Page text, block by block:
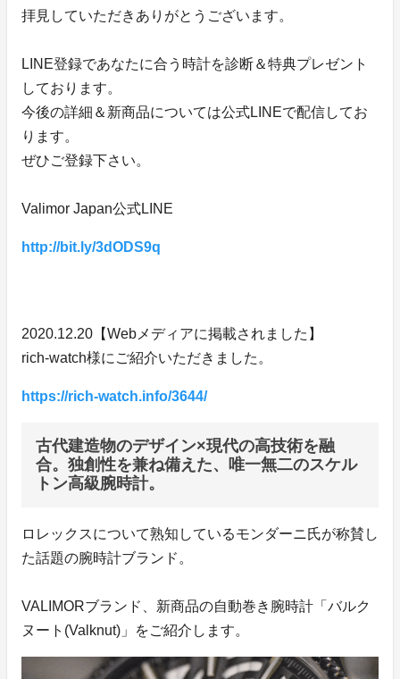
拝見していただきありがとうございます。
LINE登録であなたに合う時計を診断＆特典プレゼント
しております。
今後の詳細＆新商品については公式LINEで配信してお
ります。
ぜひご登録下さい。
Valimor Japan公式LINE
http://bit.ly/3dODS9q
2020.12.20【Webメディアに掲載されました】
rich-watch様にご紹介いただきました。
https://rich-watch.info/3644/
古代建造物のデザイン×現代の高技術を融
合。独創性を兼ね備えた、唯一無二のスケル
トン高級腕時計。
ロレックスについて熟知しているモンダーニ氏が称賛し
た話題の腕時計ブランド。
VALIMORブランド、新商品の自動巻き腕時計「バルク
ヌート(Valknut)」をご紹介します。